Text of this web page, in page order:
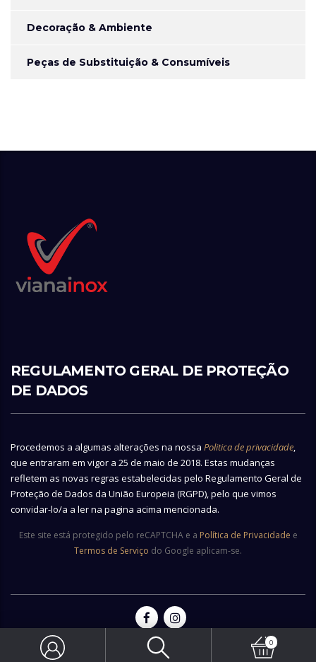
Decoração & Ambiente
Peças de Substituição & Consumíveis
REGULAMENTO GERAL DE PROTEÇÃO
DE DADOS
Procedemos a algumas alterações na nossa Politica de privacidade
que entraram em vigor a 25 de maio de 2018. Estas mudanças
refletem as novas regras estabelecidas pelo Regulamento Geral de
Proteção de Dados da União Europeia (RGPD), pelo que vimos
convidar-lo/a a ler na pagina acima mencionada.
Este site está protegido pelo reCAPTCHA e a Política de Privacidade e
Termos de Serviço do Google aplicam-se.
© 2026 Copyright Vianainox - All rights reserved | Made byEcobite
0